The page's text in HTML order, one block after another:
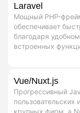
Laravel
Мощный PHP-
обеспечивает
благодаря
встроенных
Vue/Nuxt.js
Прогрессивный
пользовательских
крупных фирм, а